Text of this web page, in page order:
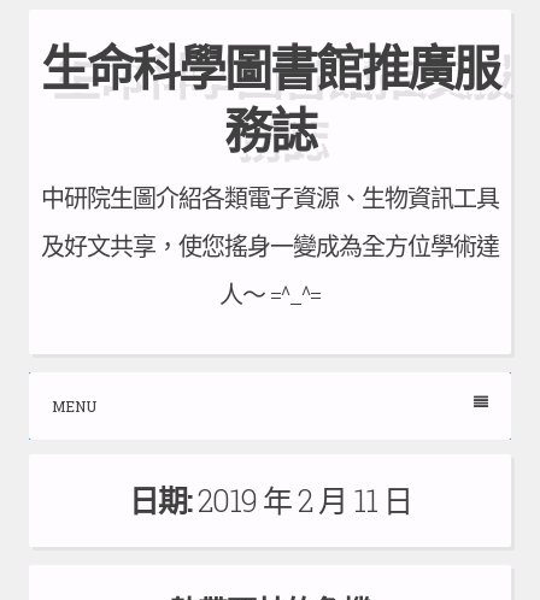
to
content
生命科學圖書館推廣服
務誌
中研院生圖介紹各類電子資源、生物資訊工具
及好文共享，使您搖身一變成為全方位學術達
人～ =^_^=
MENU
日期:2019 年 2 月 11 日